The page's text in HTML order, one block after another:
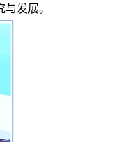
发展。